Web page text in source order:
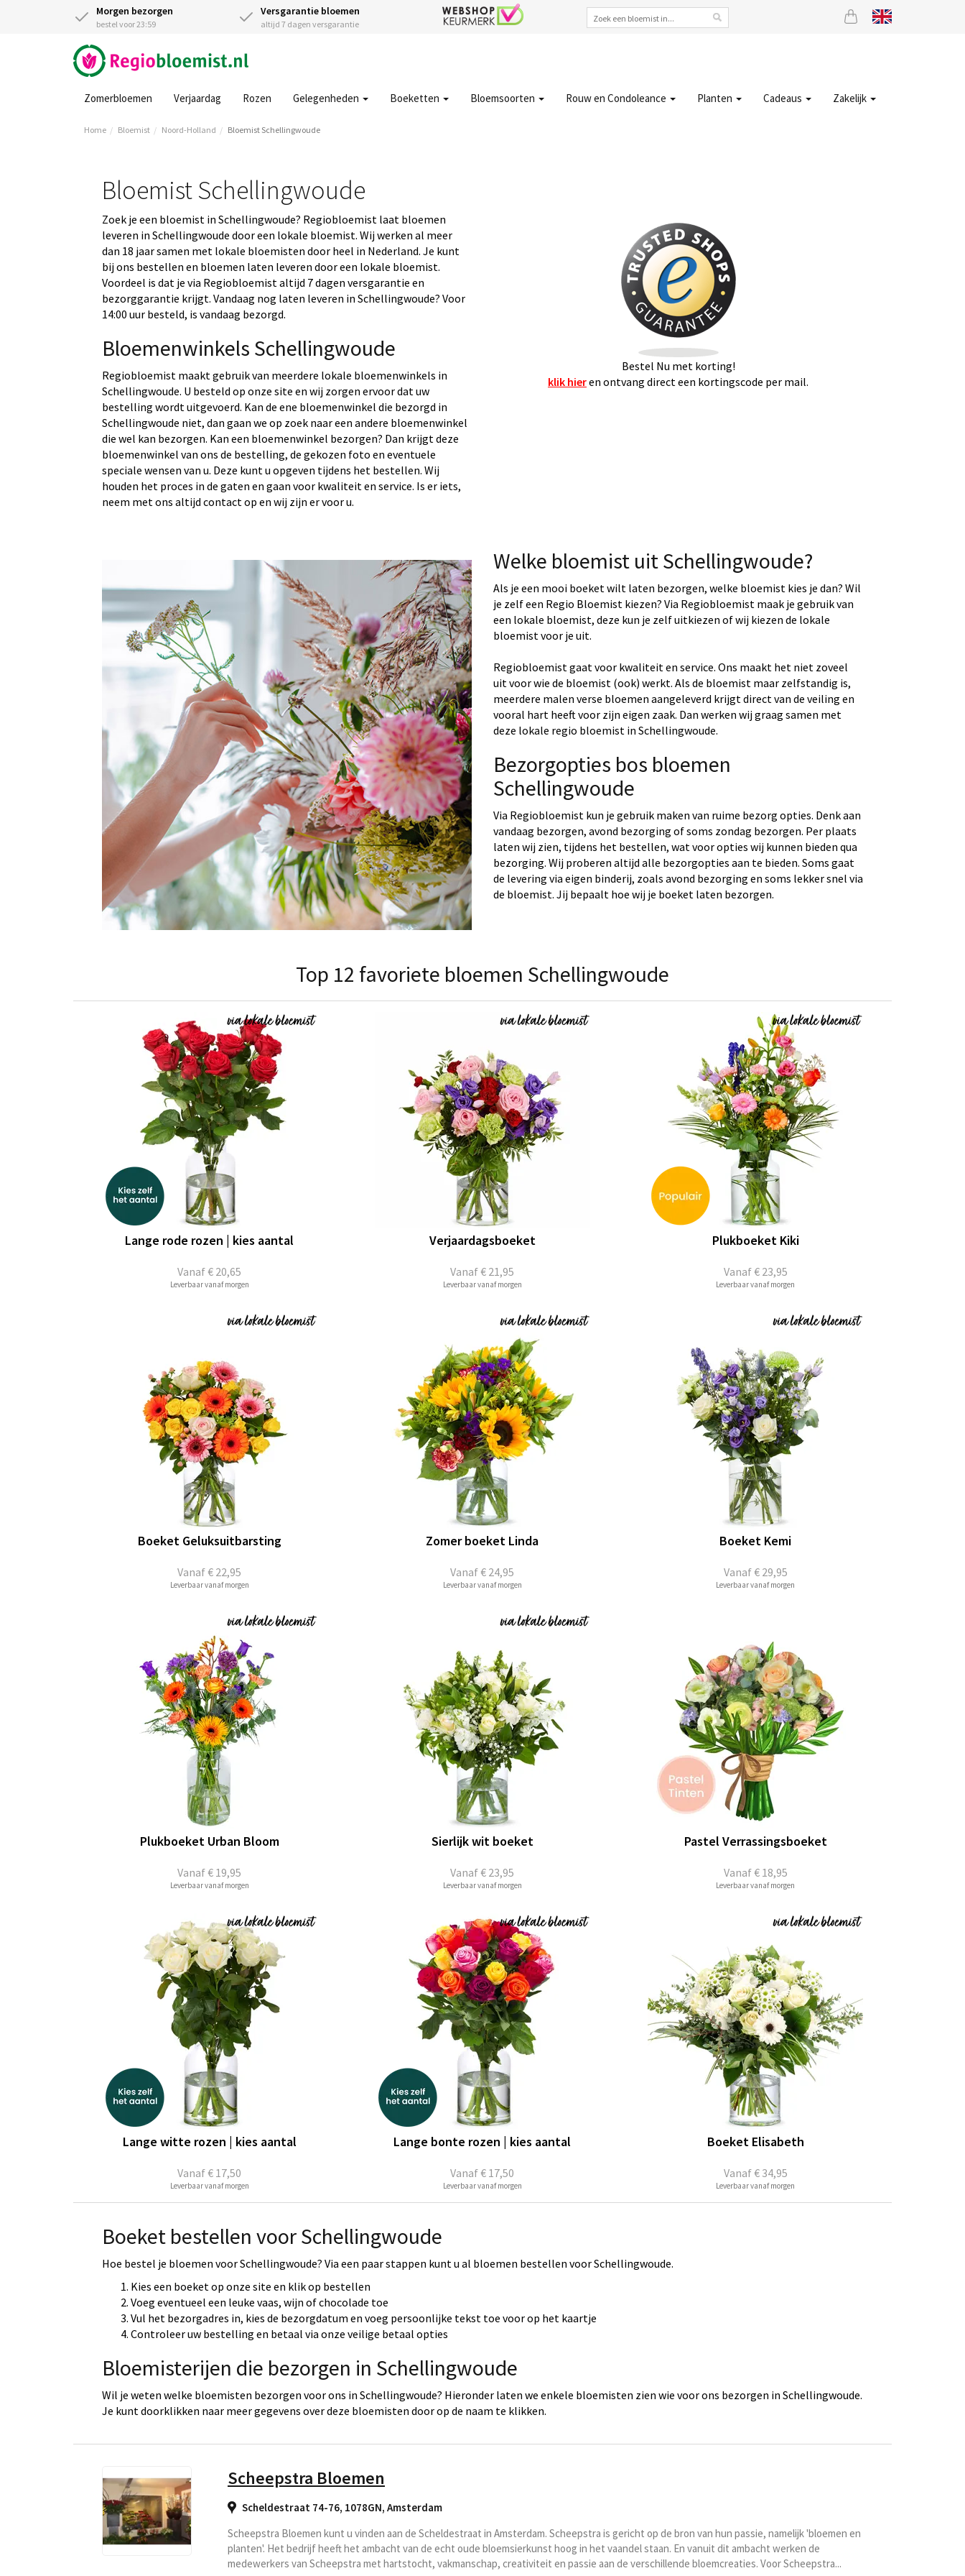
Morgen bezorgen
bestel voor 23:59
Versgarantie bloemen
altijd 7 dagen versgarantie
Zomerbloemen Verjaardag Rozen Gelegenheden Boeketten Bloemsoorten Rouw en Condoleance Planten Cadeaus Zakelijk
Home Bloemist Noord-Holland Bloemist Schellingwoude
Bloemist Schellingwoude
Zoek je een bloemist in Schellingwoude? Regiobloemist laat bloemen
leveren in Schellingwoude door een lokale bloemist. Wij werken al meer
dan 18 jaar samen met lokale bloemisten door heel in Nederland. Je kunt
bij ons bestellen en bloemen laten leveren door een lokale bloemist.
Voordeel is dat je via Regiobloemist altijd 7 dagen versgarantie en
bezorggarantie krijgt. Vandaag nog laten leveren in Schellingwoude? Voor
14:00 uur besteld, is vandaag bezorgd.
Bloemenwinkels Schellingwoude
Regiobloemist maakt gebruik van meerdere lokale bloemenwinkels in
Schellingwoude. U besteld op onze site en wij zorgen ervoor dat uw
bestelling wordt uitgevoerd. Kan de ene bloemenwinkel die bezorgd in
Schellingwoude niet, dan gaan we op zoek naar een andere bloemenwinkel
die wel kan bezorgen. Kan een bloemenwinkel bezorgen? Dan krijgt deze
bloemenwinkel van ons de bestelling, de gekozen foto en eventuele
speciale wensen van u. Deze kunt u opgeven tijdens het bestellen. Wij
houden het proces in de gaten en gaan voor kwaliteit en service. Is er iets,
neem met ons altijd contact op en wij zijn er voor u.
Bestel Nu met korting!
klik hieren ontvang direct een kortingscode per mail.
Welke bloemist uit Schellingwoude?
Als je een mooi boeket wilt laten bezorgen, welke bloemist kies je dan? Wil
je zelf een Regio Bloemist kiezen? Via Regiobloemist maak je gebruik van
een lokale bloemist, deze kun je zelf uitkiezen of wij kiezen de lokale
bloemist voor je uit.
Regiobloemist gaat voor kwaliteit en service. Ons maakt het niet zoveel
uit voor wie de bloemist (ook) werkt. Als de bloemist maar zelfstandig is,
meerdere malen verse bloemen aangeleverd krijgt direct van de veiling en
vooral hart heeft voor zijn eigen zaak. Dan werken wij graag samen met
deze lokale regio bloemist in Schellingwoude.
Bezorgopties bos bloemen
Schellingwoude
Via Regiobloemist kun je gebruik maken van ruime bezorg opties. Denk aan
vandaag bezorgen, avond bezorging of soms zondag bezorgen. Per plaats
laten wij zien, tijdens het bestellen, wat voor opties wij kunnen bieden qua
bezorging. Wij proberen altijd alle bezorgopties aan te bieden. Soms gaat
de levering via eigen binderij, zoals avond bezorging en soms lekker snel via
de bloemist. Jij bepaalt hoe wij je boeket laten bezorgen.
Top 12 favoriete bloemen Schellingwoude
Vanaf€ 20,65
Lange rode rozen | kies aantal
Leverbaar vanaf morgen
Vanaf€ 21,95
Verjaardagsboeket
Leverbaar vanaf morgen
Vanaf€ 23,95
Plukboeket Kiki
Leverbaar vanaf morgen
Vanaf€ 22,95
Boeket Geluksuitbarsting
Leverbaar vanaf morgen
Vanaf€ 24,95
Zomer boeket Linda
Leverbaar vanaf morgen
Vanaf€ 29,95
Boeket Kemi
Leverbaar vanaf morgen
Vanaf€ 19,95
Plukboeket Urban Bloom
Leverbaar vanaf morgen
Vanaf€ 23,95
Sierlijk wit boeket
Leverbaar vanaf morgen
Vanaf€ 18,95
Pastel Verrassingsboeket
Leverbaar vanaf morgen
Vanaf€ 17,50
Lange witte rozen | kies aantal
Leverbaar vanaf morgen
Vanaf€ 17,50
Lange bonte rozen | kies aantal
Leverbaar vanaf morgen
Vanaf€ 34,95
Boeket Elisabeth
Leverbaar vanaf morgen
Boeket bestellen voor Schellingwoude
Hoe bestel je bloemen voor Schellingwoude? Via een paar stappen kunt u al bloemen bestellen voor Schellingwoude.
Kies een boeket op onze site en klik op bestellen
Voeg eventueel een leuke vaas, wijn of chocolade toe
Vul het bezorgadres in, kies de bezorgdatum en voeg persoonlijke tekst toe voor op het kaartje
Controleer uw bestelling en betaal via onze veilige betaal opties
Bloemisterijen die bezorgen in Schellingwoude
Wil je weten welke bloemisten bezorgen voor ons in Schellingwoude? Hieronder laten we enkele bloemisten zien wie voor ons bezorgen in Schellingwoude.
Je kunt doorklikken naar meer gegevens over deze bloemisten door op de naam te klikken.
Scheepstra Bloemen
Scheldestraat 74-76, 1078GN, Amsterdam
Scheepstra Bloemen kunt u vinden aan de Scheldestraat in Amsterdam. Scheepstra is gericht op de bron van hun passie, namelijk 'bloemen en
planten'. Het bedrijf heeft het ambacht van de echt oude bloemsierkunst hoog in het vaandel staan. En vanuit dit ambacht werken de
medewerkers van Scheepstra met hartstocht, vakmanschap, creativiteit en passie aan de verschillende bloemcreaties. Voor Scheepstra...